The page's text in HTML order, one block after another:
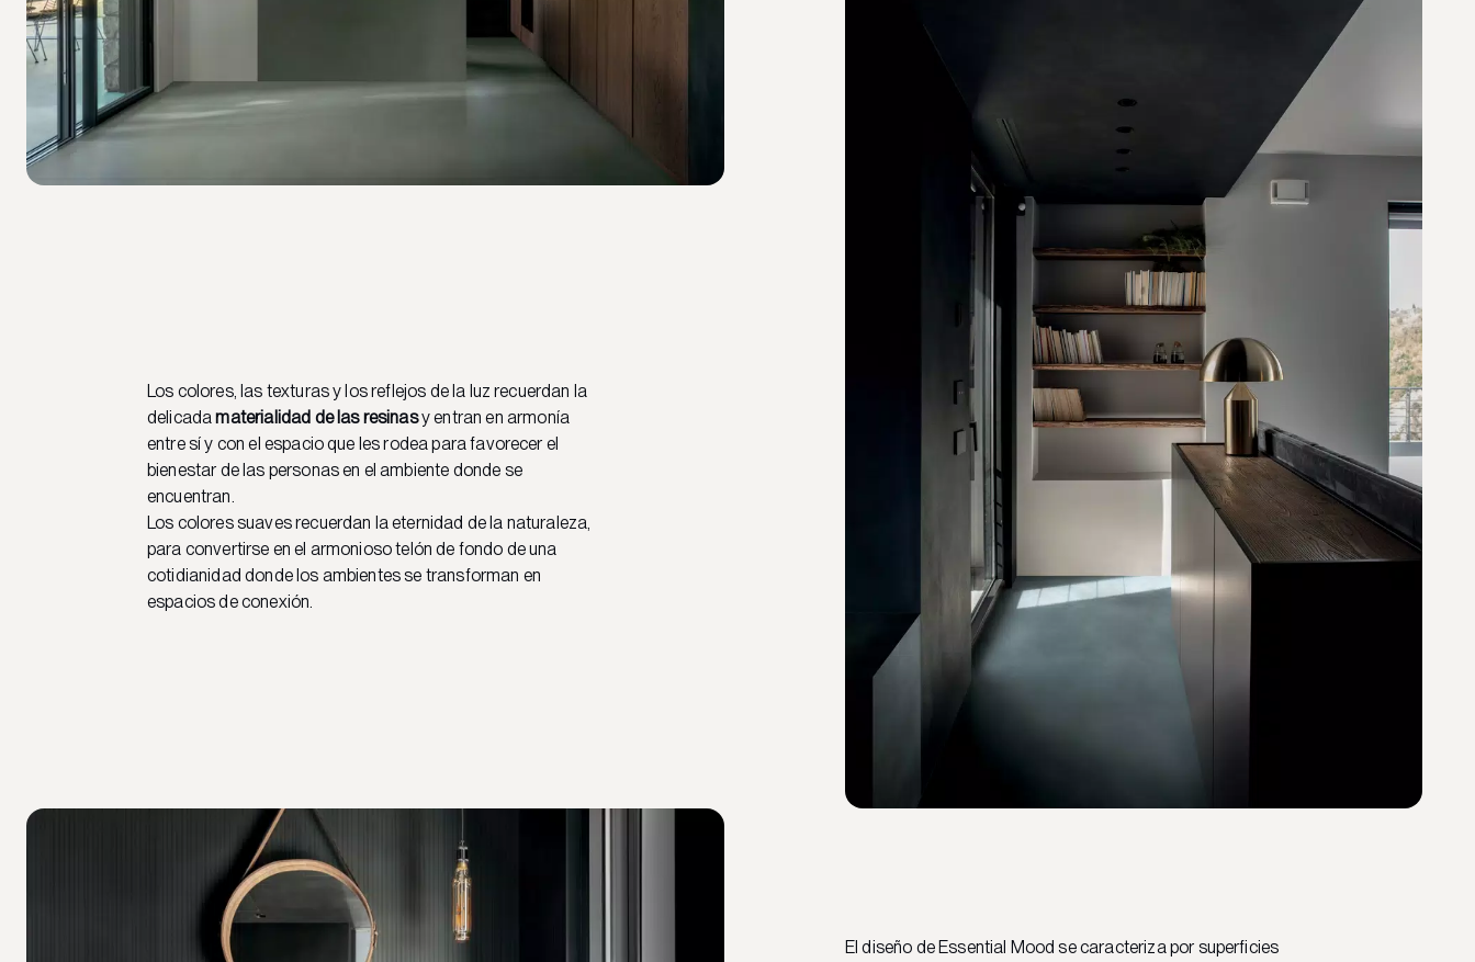
Los colores, las texturas y los reflejos de la luz recuerdan la
delicadamaterialidad de las resinasy entran en armonía
entre sí y con el espacio que les rodea para favorecer el
bienestar de las personas en el ambiente donde se
encuentran.
Los colores suaves recuerdan la eternidad de la naturaleza,
para convertirse en el armonioso telón de fondo de una
cotidianidad donde los ambientes se transforman en
espacios de conexión.
El diseño de Essential Mood se caracteriza por superficies